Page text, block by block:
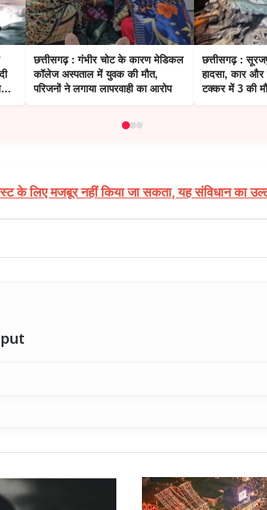
छत्तीसगढ़ : गंभीर चोट के कारण मेडिकल
कॉलेज अस्पताल में युवक की मौत,
परिजनों ने लगाया लापरवाही का आरोप
छत्तीसगढ़ :
हादसा, कार और
टक्कर में 3 की
के लिए मजबूर नहीं किया जा सकता, यह संविधान का
काशी
का